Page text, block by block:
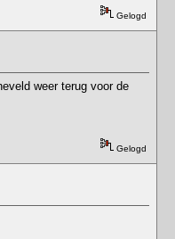
Gelogd
weer terug voor de
Gelogd